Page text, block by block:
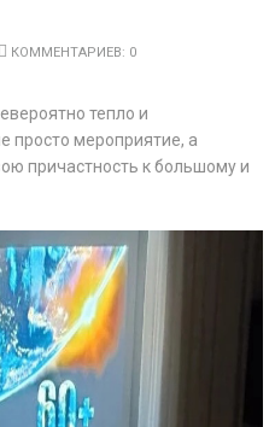
КОММЕНТАРИЕВ: 0
тепло и
просто мероприятие, а
причастность к большому и